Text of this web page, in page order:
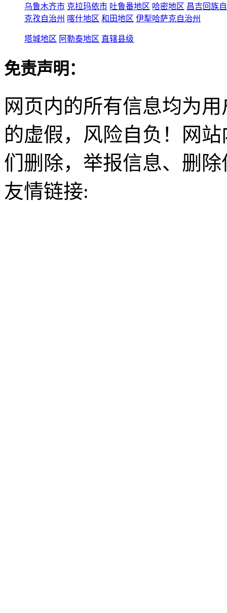
乌鲁木齐市 克拉玛依市 吐鲁番地区 哈密地区 昌吉回族
克孜自治州 喀什地区 和田地区 伊犁哈萨克自治州
塔城地区 阿勒泰地区 直辖县级
免责声明：
网页内的所有信息均为
的虚假，风险自负！网
们删除，举报信息、删
友情链接: